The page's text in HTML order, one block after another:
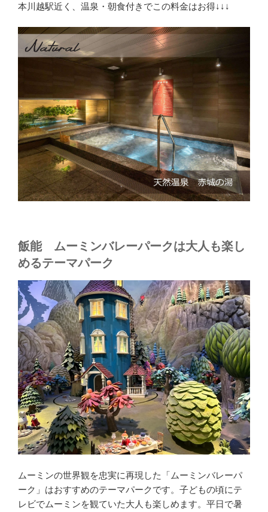
本川越駅近く、温泉・朝食付きでこの料金はお得↓↓↓
飯能 ムーミンバレーパークは大人も楽し
めるテーマパーク
ムーミンの世界観を忠実に再現した「ムーミンバレーパ
ーク」はおすすめのテーマパークです。子どもの頃にテ
レビでムーミンを観ていた大人も楽しめます。平日で暑